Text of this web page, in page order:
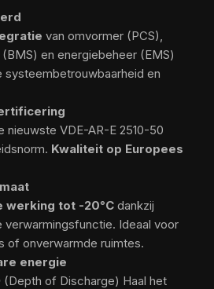
van omvormer (PCS),
en energiebeheer (EMS)
systeembetrouwbaarheid en
nieuwste VDE-AR-E 2510-50
Kwaliteit op Europees
werking tot -20°C dankzij
Ideaal voor
of onverwarmde ruimtes.
energie
(Depth of Discharge) Haal het